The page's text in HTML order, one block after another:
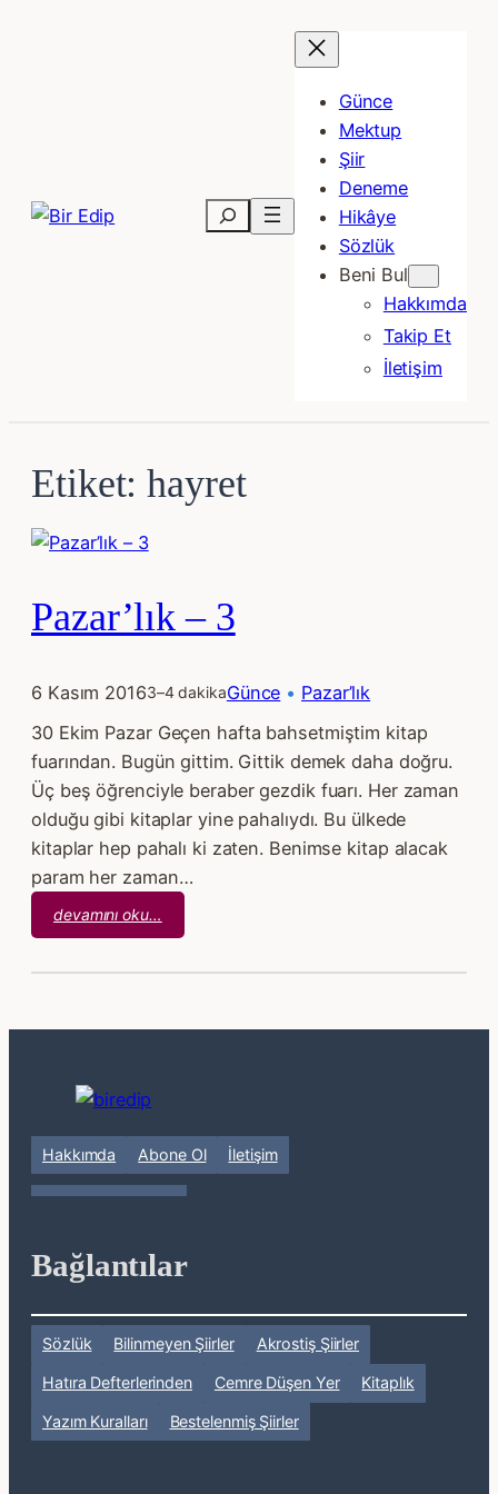
Ara
Günce
Mektup
Şiir
Deneme
Hikâye
Sözlük
Beni Bul
Hakkımda
Takip Et
İletişim
Etiket:hayret
Pazar’lık – 3
6 Kasım 20163–4 dakikaGünce • Pazar’lık
30 Ekim Pazar Geçen hafta bahsetmiştim kitap
fuarından. Bugün gittim. Gittik demek daha doğru.
Üç beş öğrenciyle beraber gezdik fuarı. Her zaman
olduğu gibi kitaplar yine pahalıydı. Bu ülkede
kitaplar hep pahalı ki zaten. Benimse kitap alacak
param her zaman…
devamını oku…
Pazar’lık
Hakkımda Abone Ol İletişim
Bağlantılar
Sözlük Bilinmeyen Şiirler Akrostiş Şiirler
Hatıra Defterlerinden Cemre Düşen Yer Kitaplık
Yazım Kuralları Bestelenmiş Şiirler